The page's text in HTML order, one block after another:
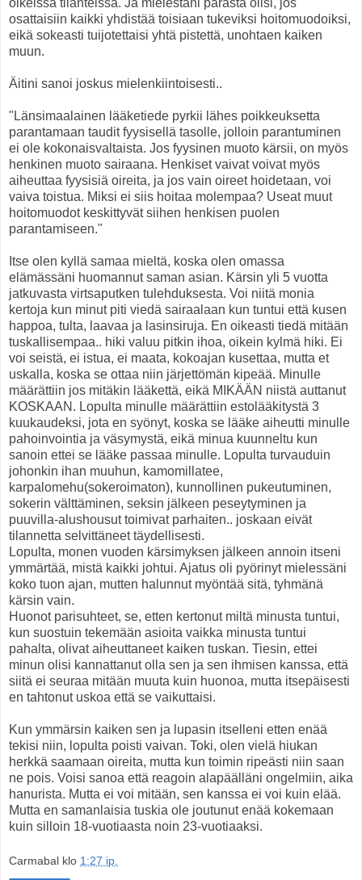
osattaisiin kaikki yhdistää toisiaan tukeviksi hoitomuodoiksi,
eikä sokeasti tuijotettaisi yhtä pistettä, unohtaen kaiken
muun.
Äitini sanoi joskus mielenkiintoisesti..
"Länsimaalainen lääketiede pyrkii lähes poikkeuksetta
parantamaan taudit fyysisellä tasolle, jolloin parantuminen
ei ole kokonaisvaltaista. Jos fyysinen muoto kärsii, on myös
henkinen muoto sairaana. Henkiset vaivat voivat myös
aiheuttaa fyysisiä oireita, ja jos vain oireet hoidetaan, voi
vaiva toistua. Miksi ei siis hoitaa molempaa? Useat muut
hoitomuodot keskittyvät siihen henkisen puolen
parantamiseen."
Itse olen kyllä samaa mieltä, koska olen omassa
elämässäni huomannut saman asian. Kärsin yli 5 vuotta
jatkuvasta virtsaputken tulehduksesta. Voi niitä monia
kertoja kun minut piti viedä sairaalaan kun tuntui että kusen
happoa, tulta, laavaa ja lasinsiruja. En oikeasti tiedä mitään
tuskallisempaa.. hiki valuu pitkin ihoa, oikein kylmä hiki. Ei
voi seistä, ei istua, ei maata, kokoajan kusettaa, mutta et
uskalla, koska se ottaa niin järjettömän kipeää. Minulle
määrättiin jos mitäkin lääkettä, eikä MIKÄÄN niistä auttanut
KOSKAAN. Lopulta minulle määrättiin estolääkitystä 3
kuukaudeksi, jota en syönyt, koska se lääke aiheutti minulle
pahoinvointia ja väsymystä, eikä minua kuunneltu kun
sanoin ettei se lääke passaa minulle. Lopulta turvauduin
johonkin ihan muuhun, kamomillatee,
karpalomehu(sokeroimaton), kunnollinen pukeutuminen,
sokerin välttäminen, seksin jälkeen peseytyminen ja
puuvilla-alushousut toimivat parhaiten.. joskaan eivät
tilannetta selvittäneet täydellisesti.
Lopulta, monen vuoden kärsimyksen jälkeen annoin itseni
ymmärtää, mistä kaikki johtui. Ajatus oli pyörinyt mielessäni
koko tuon ajan, mutten halunnut myöntää sitä, tyhmänä
kärsin vain.
Huonot parisuhteet, se, etten kertonut miltä minusta tuntui,
kun suostuin tekemään asioita vaikka minusta tuntui
pahalta, olivat aiheuttaneet kaiken tuskan. Tiesin, ettei
minun olisi kannattanut olla sen ja sen ihmisen kanssa, että
siitä ei seuraa mitään muuta kuin huonoa, mutta itsepäisesti
en tahtonut uskoa että se vaikuttaisi.
Kun ymmärsin kaiken sen ja lupasin itselleni etten enää
tekisi niin, lopulta poisti vaivan. Toki, olen vielä hiukan
herkkä saamaan oireita, mutta kun toimin ripeästi niin saan
ne pois. Voisi sanoa että reagoin alapäälläni ongelmiin, aika
hanurista. Mutta ei voi mitään, sen kanssa ei voi kuin elää.
Mutta en samanlaisia tuskia ole joutunut enää kokemaan
kuin silloin 18-vuotiaasta noin 23-vuotiaaksi.
Carmabal klo 1:27 ip.